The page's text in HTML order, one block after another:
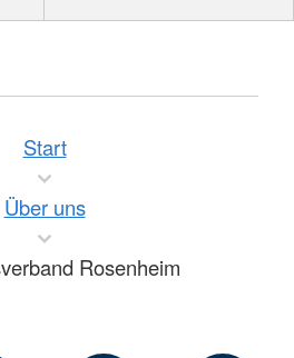
Start
Über uns
Rosenheim